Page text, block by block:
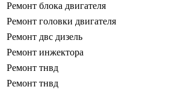
Ремонт блока двигателя
Ремонт головки двигателя
Ремонт двс дизель
Ремонт инжектора
Ремонт тнвд
Ремонт тнвд